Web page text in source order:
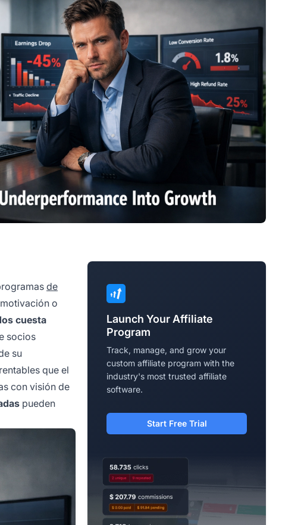
de
o
cuesta
socios
su
que el
con visión de
pueden
Launch Your Affiliate
Program
Track, manage, and grow your
custom affiliate program with the
industry's most trusted affiliate
software.
Start Free Trial